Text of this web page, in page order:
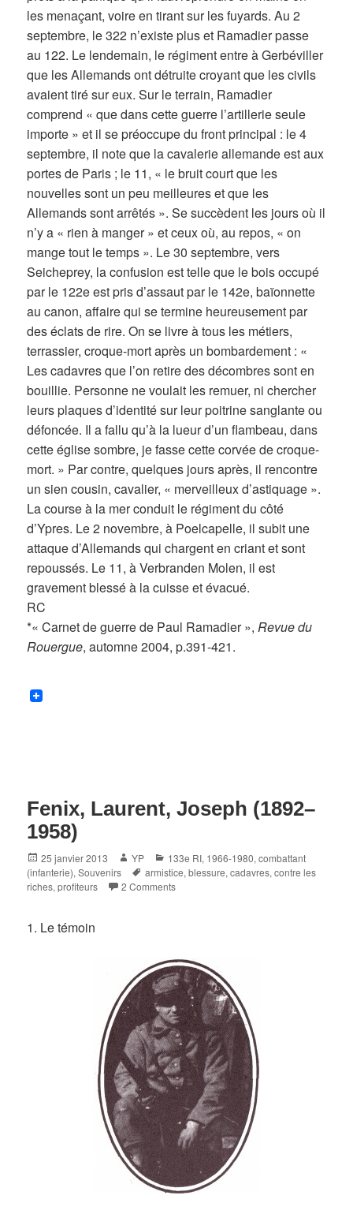
les menaçant, voire en tirant sur les fuyards. Au 2
septembre, le 322 n’existe plus et Ramadier passe
au 122. Le lendemain, le régiment entre à Gerbéviller
que les Allemands ont détruite croyant que les civils
avaient tiré sur eux. Sur le terrain, Ramadier
comprend « que dans cette guerre l’artillerie seule
importe » et il se préoccupe du front principal : le 4
septembre, il note que la cavalerie allemande est aux
portes de Paris ; le 11, « le bruit court que les
nouvelles sont un peu meilleures et que les
Allemands sont arrêtés ». Se succèdent les jours où il
n’y a « rien à manger » et ceux où, au repos, « on
mange tout le temps ». Le 30 septembre, vers
Seicheprey, la confusion est telle que le bois occupé
par le 122e est pris d’assaut par le 142e, baïonnette
au canon, affaire qui se termine heureusement par
des éclats de rire. On se livre à tous les métiers,
terrassier, croque-mort après un bombardement : «
Les cadavres que l’on retire des décombres sont en
bouillie. Personne ne voulait les remuer, ni chercher
leurs plaques d’identité sur leur poitrine sanglante ou
défoncée. Il a fallu qu’à la lueur d’un flambeau, dans
cette église sombre, je fasse cette corvée de croque-
mort. » Par contre, quelques jours après, il rencontre
un sien cousin, cavalier, « merveilleux d’astiquage ».
La course à la mer conduit le régiment du côté
d’Ypres. Le 2 novembre, à Poelcapelle, il subit une
attaque d’Allemands qui chargent en criant et sont
repoussés. Le 11, à Verbranden Molen, il est
gravement blessé à la cuisse et évacué.
RC
*« Carnet de guerre de Paul Ramadier »,Revue du
Rouergue, automne 2004, p.391-421.
Fenix, Laurent, Joseph (1892–
1958)
Posted
on
25 janvier 2013 Author
YP Categories
133e RI, 1966-1980,combattant
(infanterie),Souvenirs Tags
armistice,blessure,cadavres,contre les
riches,profiteurs 2 Comments
1. Le témoin